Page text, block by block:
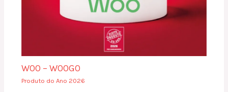
WOO – WOOGO
Produto do Ano 2026